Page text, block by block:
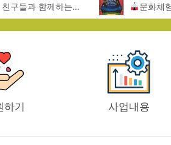
과 함께하는 서울랜드 문화활동 문화체험활
하기 사업내용